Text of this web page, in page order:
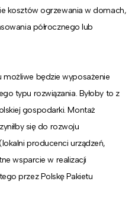
kosztów ogrzewania w domach,
półrocznego lub
będzie wyposażenie
typu rozwiązania. Byłoby to z
gospodarki. Montaż
się do rozwoju
producenci urządzeń,
wsparcie w realizacji
przez Polskę Pakietu